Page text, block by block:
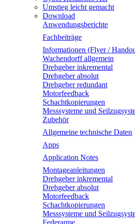
Umstieg leicht gemacht
Download
Anwendungsberichte
Fachbeiträge
Informationen (Flyer /
Wachendorff allgemein
Drehgeber inkremental
Drehgeber absolut
Drehgeber redundant
Motorfeedback
Schachtkopierungen
Messsysteme und
Zubehör
Allgemeine technische Daten
Apps
Application Notes
Montageanleitungen
Drehgeber inkremental
Drehgeber absolut
Motorfeedback
Schachtkopierungen
Messsysteme und
Federarme